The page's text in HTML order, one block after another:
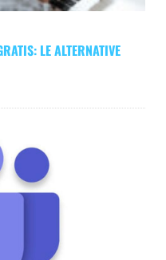
LE ALTERNATIVE